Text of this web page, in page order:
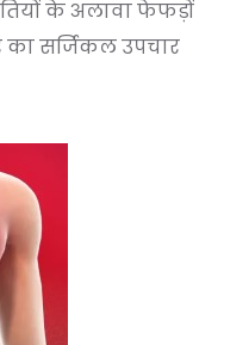
के अलावा फेफड़ों
सर्जिकल उपचार